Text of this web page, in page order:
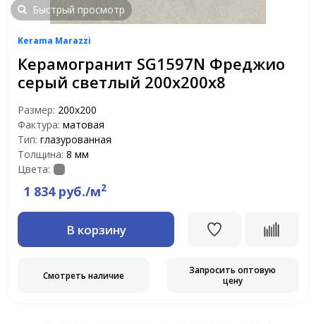
Быстрый просмотр
Kerama Marazzi
Керамогранит SG1597N Фреджио
серый светлый 200х200х8
Размер: 200x200
Фактура: матовая
Тип: глазурованная
Толщина: 8 мм
Цвета:
1 834 руб./м2
В корзину
Смотреть наличие
Запросить оптовую
цену